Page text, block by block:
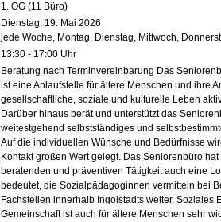
1. OG (11 Büro)
Dienstag, 19. Mai 2026
jede Woche, Montag, Dienstag, Mittwoch,
13:30 - 17:00 Uhr
Beratung nach Terminvereinbarung Das
ist eine Anlaufstelle für ältere Menschen und ihre
gesellschaftliche, soziale und kulturelle Leben
Darüber hinaus berät und unterstützt das
weitestgehend selbstständiges und
Auf die individuellen Wünsche und Bedürfnisse
Kontakt großen Wert gelegt. Das Seniorenbüro
beratenden und präventiven Tätigkeit auch eine
bedeutet, die Sozialpädagoginnen vermitteln bei
Fachstellen innerhalb Ingolstadts weiter. Soziales
Gemeinschaft ist auch für ältere Menschen sehr